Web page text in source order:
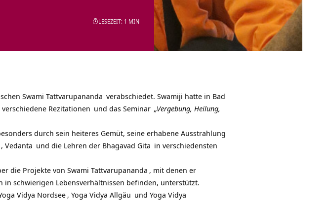
LESEZEIT: 1 MIN
Swami Tattvarupananda verabschiedet. Swamiji hatte in Bad
verschiedene Rezitationen und das Seminar „Vergebung, Heilung,
durch sein heiteres Gemüt, seine erhabene Ausstrahlung
, Vedanta und die Lehren der Bhagavad Gita in verschiedensten
die Projekte von Swami Tattvarupananda , mit denen er
schwierigen Lebensverhältnissen befinden, unterstützt.
Vidya Nordsee, Yoga Vidya Allgäu und Yoga Vidya